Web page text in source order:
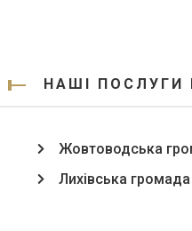
НАШІ ПОСЛУГИ
Жовтоводська
Лихівська громада